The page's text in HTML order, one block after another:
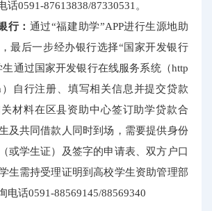
话0591-87613838/87330531。
行： 通过“福建助学”APP进行生源地助
最后一步经办银行选择“国家开发银行
通过国家开发银行在线服务系统（http
）自行注册、填写相关信息并提交贷款
材料在区县资助中心签订助学贷款合
及共同借款人同时到场，需要提供身份
或学生证）及签字的申请表、双方户口
生需持受理证明到高校学生资助管理部
电话0591-88569145/88569340